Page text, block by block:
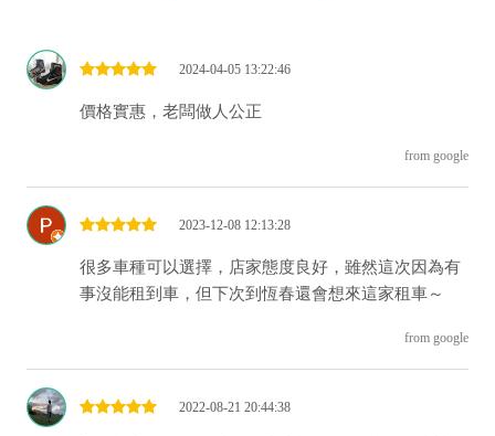
2024-04-05 13:22:46
價格實惠，老闆做人公正
from google
2023-12-08 12:13:28
很多車種可以選擇，店家態度良好，雖然這次因為有
事沒能租到車，但下次到恆春還會想來這家租車～
from google
2022-08-21 20:44:38